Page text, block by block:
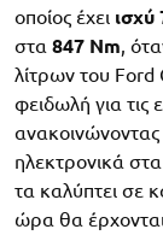
οποίος έχει ισχύ
στα 847 Nm,
λίτρων του Ford
φειδωλή για τις
ανακοινώνοντας
ηλεκτρονικά
τα καλύπτει σε
ώρα θα